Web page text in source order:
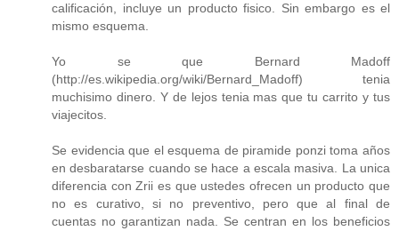
calificación, incluye un producto fisico. Sin embargo es el
mismo esquema.
Yo se que Bernard Madoff
(http://es.wikipedia.org/wiki/Bernard_Madoff) tenia
muchisimo dinero. Y de lejos tenia mas que tu carrito y tus
viajecitos.
Se evidencia que el esquema de piramide ponzi toma años
en desbaratarse cuando se hace a escala masiva. La unica
diferencia con Zrii es que ustedes ofrecen un producto que
no es curativo, si no preventivo, pero que al final de
cuentas no garantizan nada. Se centran en los beneficios